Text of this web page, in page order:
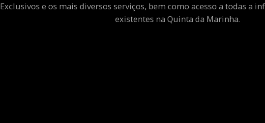
Exclusivos e os mais diversos serviços, bem como acesso a todas a
existentes na Quinta da Marinha.